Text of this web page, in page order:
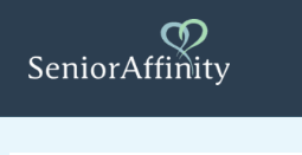
contenu